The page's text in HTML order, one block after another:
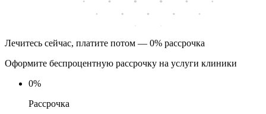
Лечитесь сейчас, платите потом — 0% рассрочка
Оформите беспроцентную рассрочку на услуги клиники
0%
Рассрочка